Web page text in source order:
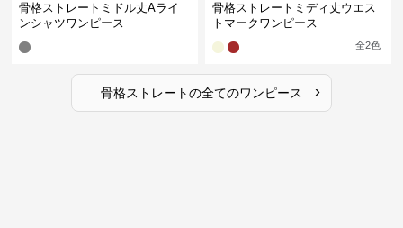
骨格ストレートミドル丈Aライ
ンシャツワンピース
骨格ストレートミディ丈ウエス
トマークワンピース
全2色
骨格ストレートの全てのワンピース ›